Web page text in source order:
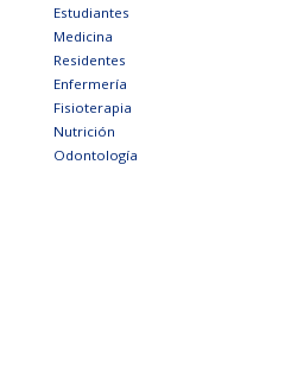
Estudiantes
Medicina
Residentes
Enfermería
Fisioterapia
Nutrición
Odontología